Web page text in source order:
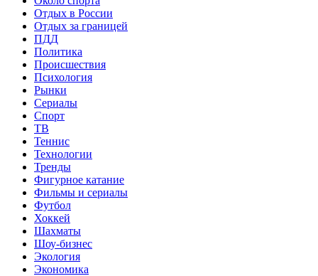
Отдых в России
Отдых за границей
ПДД
Политика
Происшествия
Психология
Рынки
Сериалы
Спорт
ТВ
Теннис
Технологии
Тренды
Фигурное катание
Фильмы и сериалы
Футбол
Хоккей
Шахматы
Шоу-бизнес
Экология
Экономика